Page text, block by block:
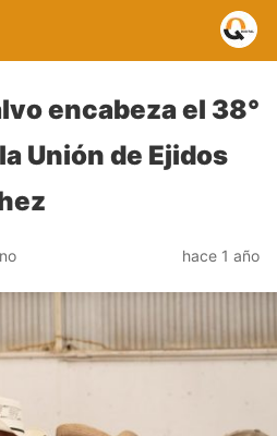
encabeza el 38°
Unión de Ejidos
hace 1 año